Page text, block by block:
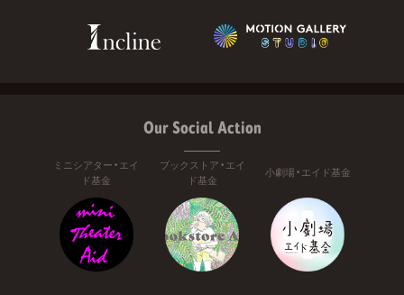
Our Social Action
ミニシアター・エイ
ド基金
ブックストア・エイ
ド基金
小劇場・エイド基金